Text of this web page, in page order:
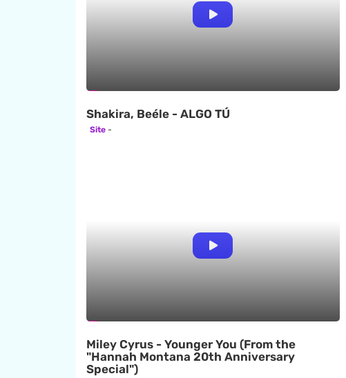
Shakira, Beéle - ALGO TÚ
Site
Miley Cyrus - Younger You (From the
"Hannah Montana 20th Anniversary
Special")